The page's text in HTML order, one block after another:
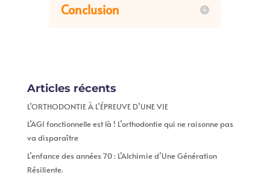
Conclusion
Articles récents
L’ORTHODONTIE À L’ÉPREUVE D’UNE VIE
L’AGI fonctionnelle est là ! L’orthodontie qui ne raisonne pas
va disparaître
L’enfance des années 70 : L’Alchimie d’Une Génération
Résiliente.